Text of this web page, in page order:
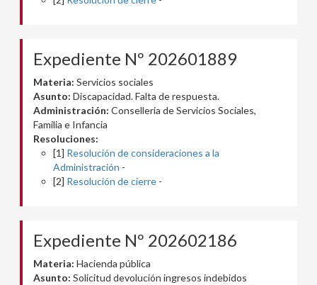
Expediente Nº 202601889
Materia: Servicios sociales
Asunto: Discapacidad. Falta de respuesta.
Administración: Conselleria de Servicios Sociales,
Familia e Infancia
Resoluciones:
[1] Resolución de consideraciones a la
Administración -
[2] Resolución de cierre -
Expediente Nº 202602186
Materia: Hacienda pública
Asunto: Solicitud devolución ingresos indebidos